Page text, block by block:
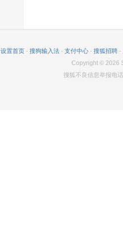
设置首页 - 搜狗输入法 - 支付中心 - 搜狐招聘 -
Copyright © 2026
搜狐不良信息举报电